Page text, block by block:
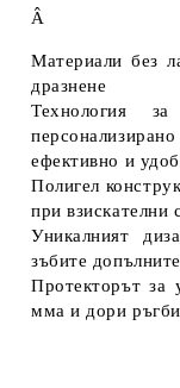
Â
Материали без
дразнене
Технология
ефективно и
Полигел
при взискателни
Уникалният
зъбите
Протекторът за
мма и дори ръгби